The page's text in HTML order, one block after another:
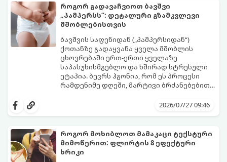
როგორ გადავაჩვიოთ ბავშვი
„პამპერსს“: დეტალური გზამკვლევი
მშობლებისთვის
ბავშვის საფენიდან („პამპერსიდან“)
ქოთანზე გადაყვანა ყველა მშობლის
ცხოვრებაში ერთ-ერთი ყველაზე
საპასუხისმგებლო და ხშირად სტრესული
ეტაპია. ბევრს ჰგონია, რომ ეს პროცესი
რამდენიმე დღეში, მარტივი ბრძანებებით
ფიზიოლოგიური და ფსიქოლოგიური
მოთმინებას მოითხოვს.
როგორ გახადოთ ეს პროცესი2026/07/27 09:46
როგორ მოხიბლოთ მამაკაცი ტექსტური
მიმოწერით: ფლირტის 8 ეფექტური
ხრიკი